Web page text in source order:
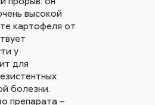
высокой
картофеля от
у
для
болезни.
препарата –